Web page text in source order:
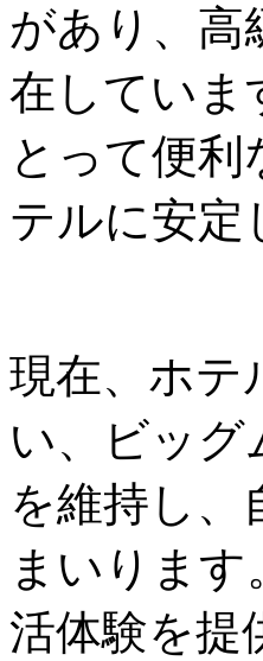
があり、高
在していま
とって便
テルに安定
現在、ホテ
い、ビッグ
を維持し、
まいりま
活体験を提